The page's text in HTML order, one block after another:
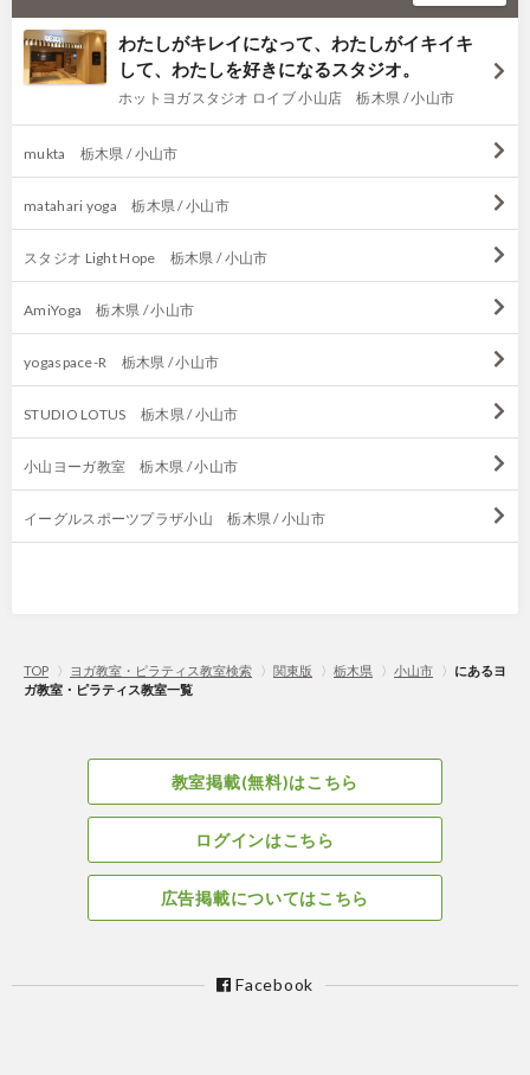
わたしがキレイになって、わたしがイキイキ
して、わたしを好きになるスタジオ。
ホットヨガスタジオ ロイブ 小山店 栃木県 / 小山市
mukta 栃木県 / 小山市
matahari yoga 栃木県 / 小山市
スタジオ Light Hope 栃木県 / 小山市
AmiYoga 栃木県 / 小山市
yogaspace-R 栃木県 / 小山市
STUDIO LOTUS 栃木県 / 小山市
小山ヨーガ教室 栃木県 / 小山市
イーグルスポーツプラザ小山 栃木県 / 小山市
TOP 〉 ヨガ教室・ピラティス教室検索 〉 関東版 〉 栃木県 〉 小山市 〉 にあるヨ
ガ教室・ピラティス教室一覧
教室掲載(無料)はこちら
ログインはこちら
広告掲載についてはこちら
Facebook